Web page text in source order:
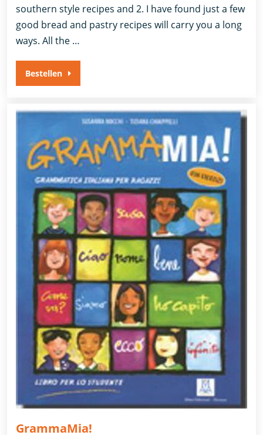
southern style recipes and 2. I have found just a few
good bread and pastry recipes will carry you a long
ways. All the …
Bestellen
GrammaMia!